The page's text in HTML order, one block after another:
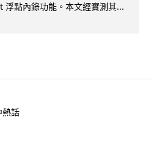
點內錄功能。本文經實測其...
熱話